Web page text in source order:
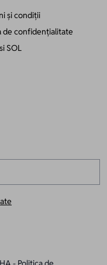
și condiții
de confidențialitate
si SOL